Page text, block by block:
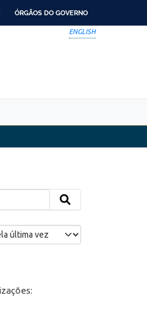
ÓRGÃOS DO GOVERNO
ENGLISH